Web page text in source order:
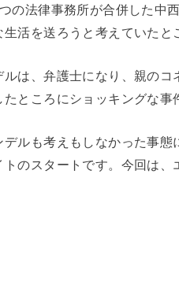
の法律事務所が合併した中
活を送ろうと考えていたと
ルは、弁護士になり、親の
たところにショッキングな事
デルも考えもしなかった事態
のスタートです。今回は、